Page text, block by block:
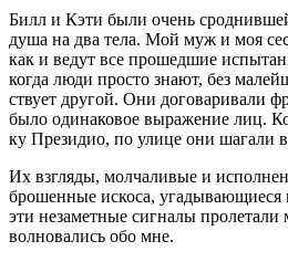
Билл и Кэти были очень
душа на два тела. Мой муж и моя
как и ведут все про­шед­шие
когда люди про­сто зна­ют, без
ству­ет дру­гой. Они дого­ва­ри­ва­ли
было оди­на­ко­вое выра­же­ние лиц.
ку Пре­зи­дио, по ули­це они шага­ли
Их взгля­ды, мол­ча­ли­вые и
бро­шен­ные иско­са,
эти неза­мет­ные сиг­на­лы
вол­но­ва­лись обо мне.